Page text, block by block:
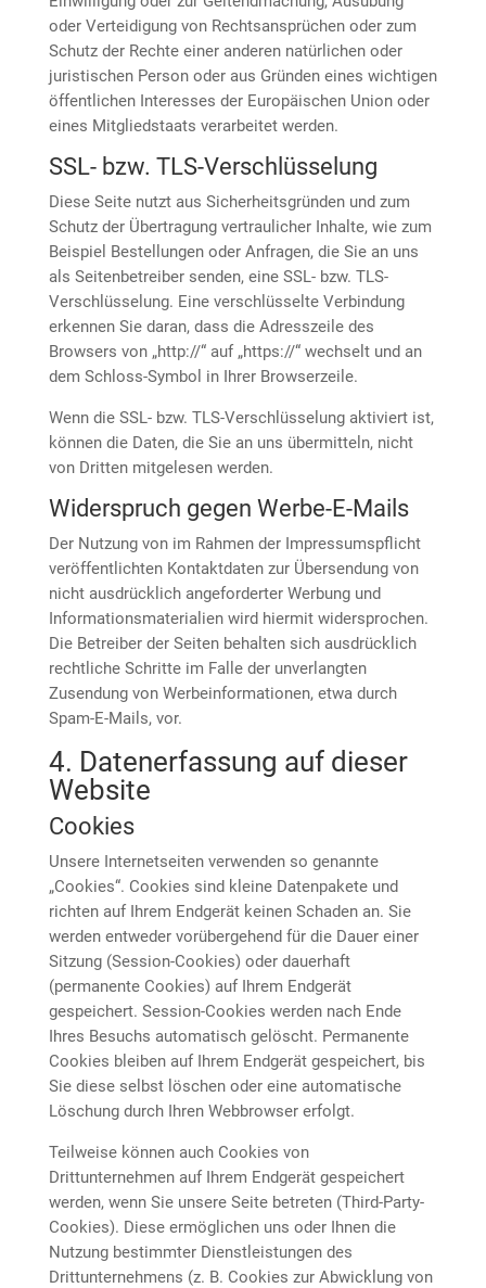
oder Verteidigung von Rechtsansprüchen oder zum
Schutz der Rechte einer anderen natürlichen oder
juristischen Person oder aus Gründen eines wichtigen
öffentlichen Interesses der Europäischen Union oder
eines Mitgliedstaats verarbeitet werden.
SSL- bzw. TLS-Verschlüsselung
Diese Seite nutzt aus Sicherheitsgründen und zum
Schutz der Übertragung vertraulicher Inhalte, wie zum
Beispiel Bestellungen oder Anfragen, die Sie an uns
als Seitenbetreiber senden, eine SSL- bzw. TLS-
Verschlüsselung. Eine verschlüsselte Verbindung
erkennen Sie daran, dass die Adresszeile des
Browsers von „http://“ auf „https://“ wechselt und an
dem Schloss-Symbol in Ihrer Browserzeile.
Wenn die SSL- bzw. TLS-Verschlüsselung aktiviert ist,
können die Daten, die Sie an uns übermitteln, nicht
von Dritten mitgelesen werden.
Widerspruch gegen Werbe-E-Mails
Der Nutzung von im Rahmen der Impressumspflicht
veröffentlichten Kontaktdaten zur Übersendung von
nicht ausdrücklich angeforderter Werbung und
Informationsmaterialien wird hiermit widersprochen.
Die Betreiber der Seiten behalten sich ausdrücklich
rechtliche Schritte im Falle der unverlangten
Zusendung von Werbeinformationen, etwa durch
Spam-E-Mails, vor.
4. Datenerfassung auf dieser
Website
Cookies
Unsere Internetseiten verwenden so genannte
„Cookies“. Cookies sind kleine Datenpakete und
richten auf Ihrem Endgerät keinen Schaden an. Sie
werden entweder vorübergehend für die Dauer einer
Sitzung (Session-Cookies) oder dauerhaft
(permanente Cookies) auf Ihrem Endgerät
gespeichert. Session-Cookies werden nach Ende
Ihres Besuchs automatisch gelöscht. Permanente
Cookies bleiben auf Ihrem Endgerät gespeichert, bis
Sie diese selbst löschen oder eine automatische
Löschung durch Ihren Webbrowser erfolgt.
Teilweise können auch Cookies von
Drittunternehmen auf Ihrem Endgerät gespeichert
werden, wenn Sie unsere Seite betreten (Third-Party-
Cookies). Diese ermöglichen uns oder Ihnen die
Nutzung bestimmter Dienstleistungen des
Drittunternehmens (z. B. Cookies zur Abwicklung von